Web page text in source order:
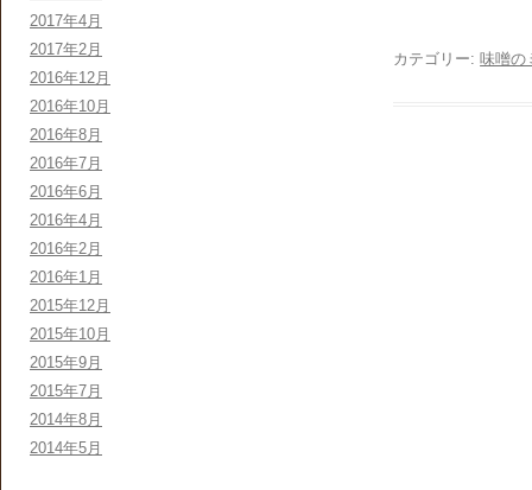
カテゴリー:味噌の
2017年4月
2017年2月
2016年12月
2016年10月
2016年8月
2016年7月
2016年6月
2016年4月
2016年2月
2016年1月
2015年12月
2015年10月
2015年9月
2015年7月
2014年8月
2014年5月